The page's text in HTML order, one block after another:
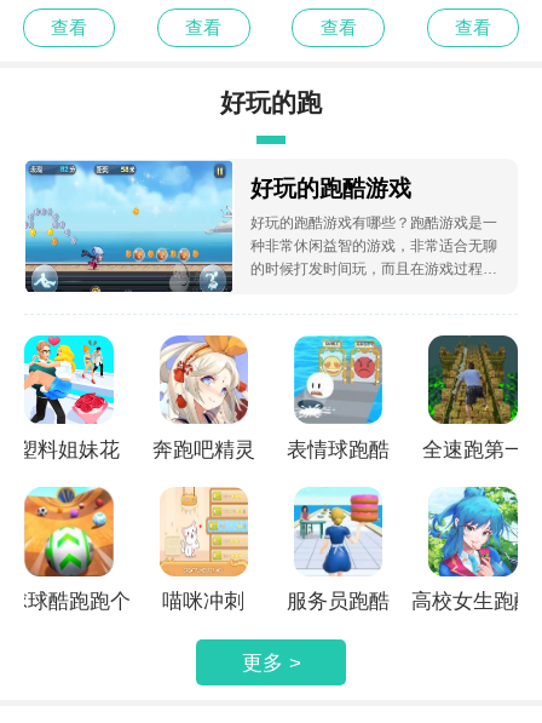
测试版
查看
网安卓版
查看
器正版
查看
卓版
查看
好玩的跑
酷游戏
好玩的跑酷游戏
好玩的跑酷游戏有哪些？跑酷游戏是一
种非常休闲益智的游戏，非常适合无聊
的时候打发时间玩，而且在游戏过程中
中的烦恼哦，那么小编现在就为您介绍
一些跑酷类型的游戏。
塑料姐妹花 奔跑吧精灵 表情球跑酷 全速跑第一
球球酷跑跑个
喵咪冲刺 服务员跑酷
高校女生跑酷
更多 >